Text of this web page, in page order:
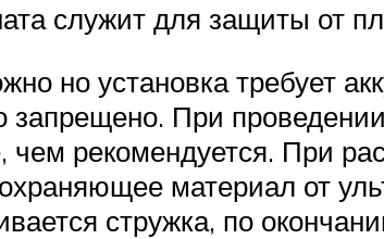
служит для защиты от
но установка требует
запрещено. При
чем рекомендуется. При
материал от
стружка, по